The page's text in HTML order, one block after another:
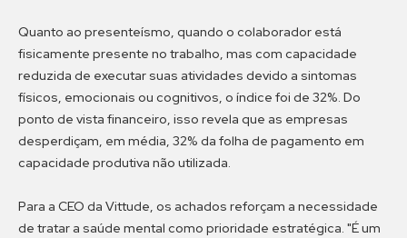
Quanto ao presenteísmo, quando o colaborador está
fisicamente presente no trabalho, mas com capacidade
reduzida de executar suas atividades devido a sintomas
físicos, emocionais ou cognitivos, o índice foi de 32%. Do
ponto de vista financeiro, isso revela que as empresas
desperdiçam, em média, 32% da folha de pagamento em
capacidade produtiva não utilizada.
Para a CEO da Vittude, os achados reforçam a necessidade
de tratar a saúde mental como prioridade estratégica. "É um